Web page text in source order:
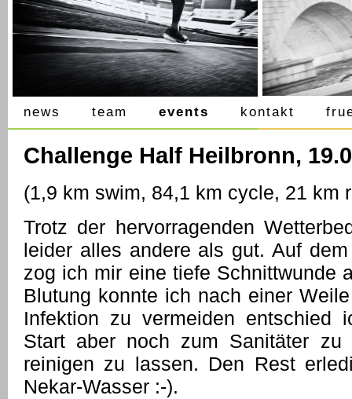
news team events kontakt
Challenge Half Heilbronn,
(1,9 km swim, 84,1 km cycle, 21 km
Trotz der hervorragenden
leider alles andere als gut. Auf
zog ich mir eine tiefe Schnittwunde
Blutung konnte ich nach einer
Infektion zu vermeiden entschied
Start aber noch zum Sanitäter
reinigen zu lassen. Den Rest
Nekar-Wasser :-).